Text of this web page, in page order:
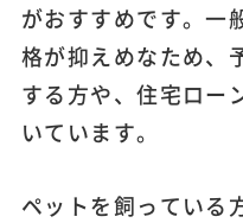
がおすすめです。一
格が抑えめなため、
する方や、住宅ロー
いています。
ペットを飼っている